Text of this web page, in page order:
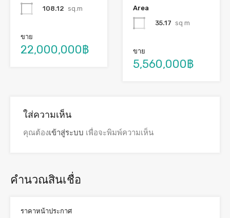
108.12 sq.m
ขาย
22,000,000฿
Area
35.17 sq m
ขาย
5,560,000฿
ใส่ความเห็น
คุณต้องเข้าสู่ระบบ เพื่อจะพิมพ์ความเห็น
คำนวณสินเชื่อ
ราคาหน้าประกาศ